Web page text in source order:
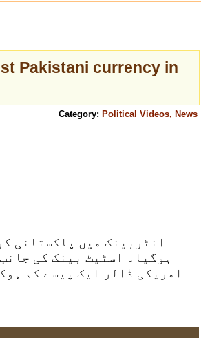
Pakistani currency in
Category: Political Videos, News
انٹربینک میں پاکستانی
ہوگیا۔ اسٹیٹ بینک کی